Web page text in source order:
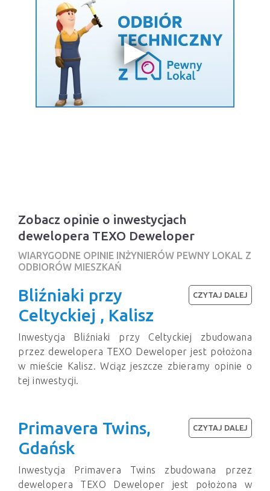
Zobacz opinie o inwestycjach
dewelopera TEXO Deweloper
WIARYGODNE OPINIE INŻYNIERÓW PEWNY LOKAL Z
ODBIORÓW MIESZKAŃ
Bliźniaki przy
Celtyckiej , Kalisz
Inwestycja Bliźniaki przy Celtyckiej zbudowana
przez dewelopera TEXO Deweloper jest położona
w mieście Kalisz. Wciąz jeszcze zbieramy opinie o
tej inwestycji.
CZYTAJ DALEJ
Primavera Twins,
Gdańsk
Inwestycja Primavera Twins zbudowana przez
dewelopera TEXO Deweloper jest położona w
CZYTAJ DALEJ